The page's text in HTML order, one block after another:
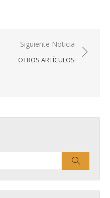
Siguiente Noticia
OTROS ARTÍCULOS